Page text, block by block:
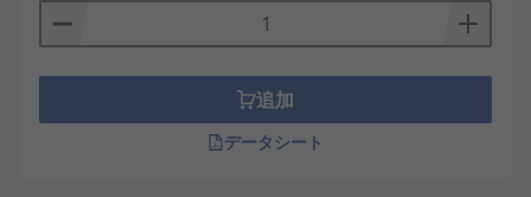
追加
データシート